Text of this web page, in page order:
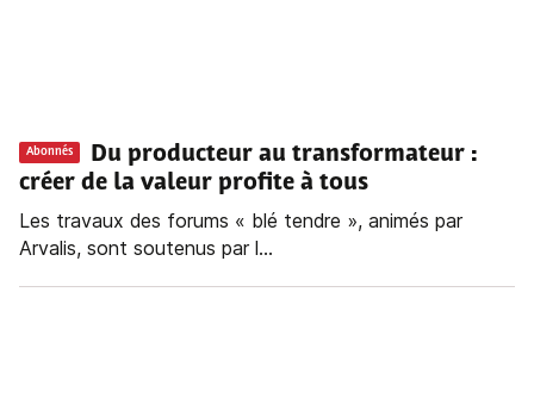
Abonnés
Du producteur au transformateur :
créer de la valeur profite à tous
Les travaux des forums « blé tendre », animés par
Arvalis, sont soutenus par l...